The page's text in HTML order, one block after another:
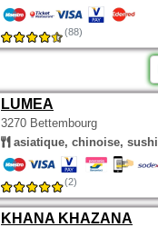
(88)
LUMEA
3270 Bettembourg
asiatique, chinoise, sushi
(2)
KHANA KHAZANA